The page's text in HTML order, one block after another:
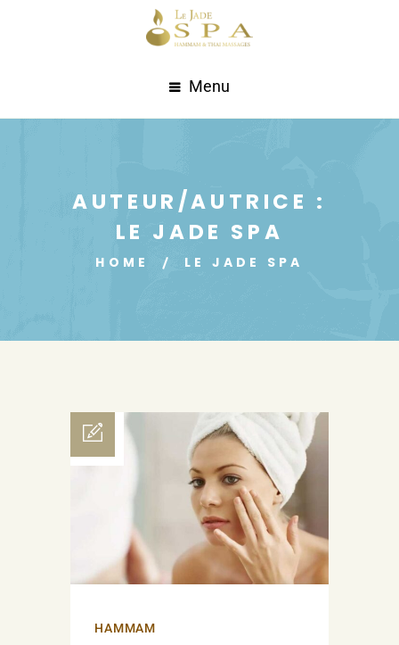
Menu
AUTEUR/AUTRICE :
LE JADE SPA
HOME LE JADE SPA
HAMMAM